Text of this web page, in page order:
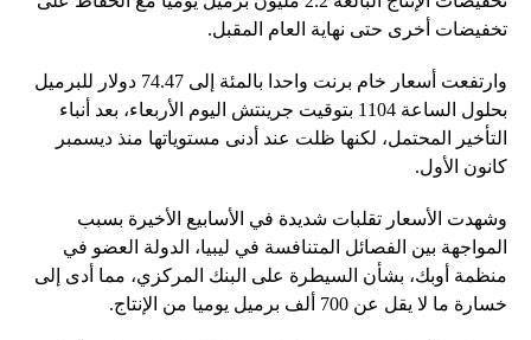
تخفيضات أخرى حتى نهاية العام المقبل.
وارتفعت أسعار خام برنت واحدا بالمئة إلى 74.47 دولار للبرميل
بحلول الساعة 1104 بتوقيت جرينتش اليوم الأربعاء، بعد أنباء
التأخير المحتمل، لكنها ظلت عند أدنى مستوياتها منذ ديسمبر
كانون الأول.
وشهدت الأسعار تقلبات شديدة في الأسابيع الأخيرة بسبب
المواجهة بين الفصائل المتنافسة في ليبيا، الدولة العضو في
منظمة أوبك، بشأن السيطرة على البنك المركزي، مما أدى إلى
خسارة ما لا يقل عن 700 ألف برميل يوميا من الإنتاج.